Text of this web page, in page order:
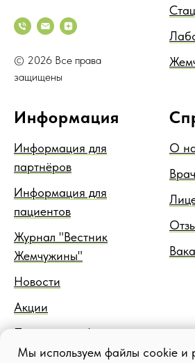
© 2026 Все права
защищены
Информация
Информация для
партнёров
Информация для
пациентов
Журнал "Вестник
Жемчужины"
Новости
Акции
Правовая информация
Блог
О
Мы используем файлы cookie и